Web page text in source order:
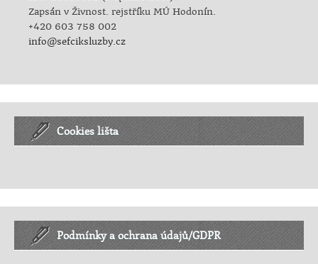
Zapsán v Živnost. rejstříku MÚ Hodonín.
+420 603 758 002
info@sefciksluzby.cz
Cookies lišta
Podmínky a ochrana údajů/GDPR